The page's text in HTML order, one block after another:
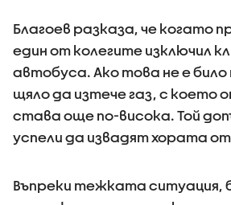
Благоев разказа, че когато
един от колегите изключил
автобуса. Ако това не е било
щяло да изтече газ, с което
става още по-висока. Той
успели да извадят хората
Въпреки тежката ситуация,